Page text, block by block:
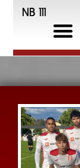
NB III